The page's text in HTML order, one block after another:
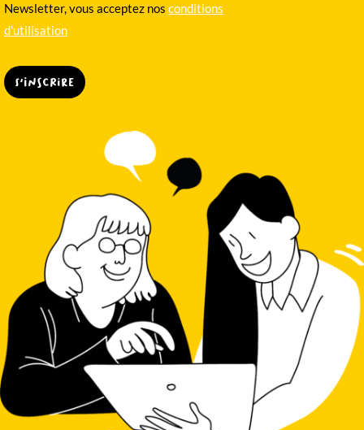
Newsletter, vous acceptez nos conditions
d'utilisation